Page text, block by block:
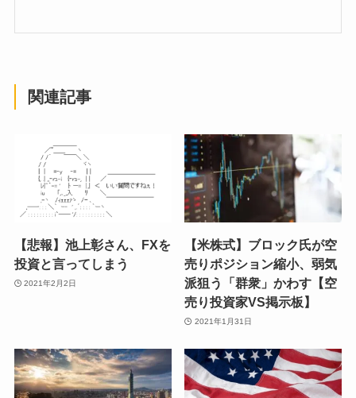
関連記事
【悲報】池上彰さん、FXを
投資と言ってしまう
2021年2月2日
【米株式】ブロック氏が空
売りポジション縮小、弱気
派狙う「群衆」かわす【空
売り投資家VS掲示板】
2021年1月31日